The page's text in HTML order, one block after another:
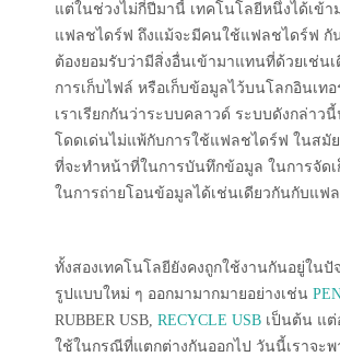
แต่ในช่วงไม่กี่ปีมานี้ เทคโนโลยีหนึ่งได้เข้
แฟลชไดร์ฟ ถึงแม้จะมีคนใช้แฟลชไดร์ฟ กั
ต้องยอมรับว่ามีสิ่งอื่นเข้ามาแทนที่ด้วยเช่น
การเก็บไฟล์ หรือเก็บข้อมูลไว้บนโลกอินเท
เราเรียกกันว่าระบบคลาวด์ ระบบดังกล่าว
โดดเด่นไม่แพ้กับการใช้แฟลชไดร์ฟ ในสมั
ที่จะทำหน้าที่ในการบันทึกข้อมูล ในการจัด
ในการถ่ายโอนข้อมูลได้เช่นเดียวกันกับแฟ
ทั้งสองเทคโนโลยียังคงถูกใช้งานกันอยู่ในปั
รูปแบบใหม่ ๆ ออกมามากมายอย่างเช่น
RUBBER USB, RECYCLE USB เป็นต้น แต่
ใช้ในกรณีที่แตกต่างกันออกไป วันนี้เราจะ